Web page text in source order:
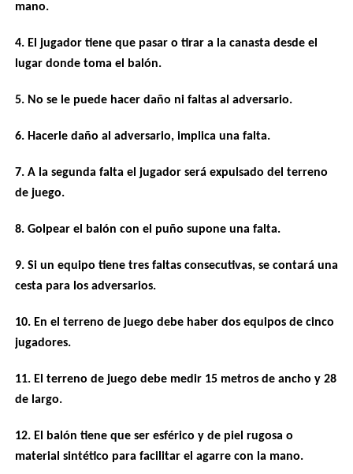
mano.
4. El jugador tiene que pasar o tirar a la canasta desde el
lugar donde toma el balón.
5. No se le puede hacer daño ni faltas al adversario.
6. Hacerle daño al adversario, implica una falta.
7. A la segunda falta el jugador será expulsado del terreno
de juego.
8. Golpear el balón con el puño supone una falta.
9. Si un equipo tiene tres faltas consecutivas, se contará una
cesta para los adversarios.
10. En el terreno de juego debe haber dos equipos de cinco
jugadores.
11. El terreno de juego debe medir 15 metros de ancho y 28
de largo.
12. El balón tiene que ser esférico y de piel rugosa o
material sintético para facilitar el agarre con la mano.